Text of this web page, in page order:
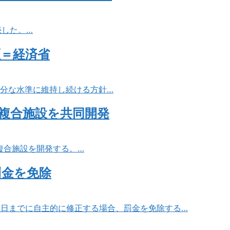
した。…
経済省
な水準に維持し続ける方針…
合施設を共同開発
合施設を開発する。…
を免除
までに自主的に修正する場合、罰金を免除する…